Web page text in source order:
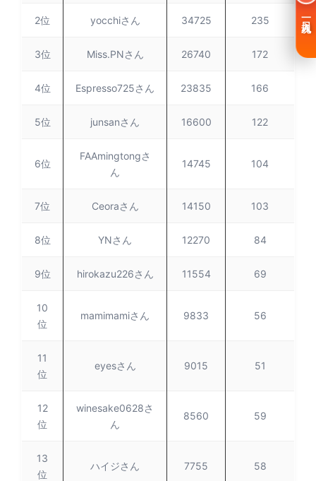
2位 yocchiさん 34725 235
3位 Miss.PNさん 26740 172
4位 Espresso725さん 23835 166
5位 junsanさん 16600 122
6位
FAAmingtongさ
ん
14745 104
7位 Ceoraさん 14150 103
8位 YNさん 12270 84
9位 hirokazu226さん 11554 69
10
位
mamimamiさん 9833 56
11
位
eyesさん 9015 51
12
位
winesake0628さ
ん
8560 59
13
位
ハイジさん 7755 58